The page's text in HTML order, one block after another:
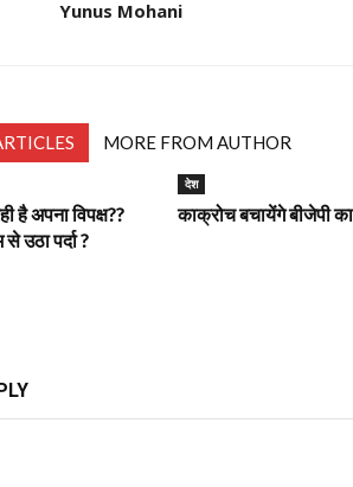
Yunus Mohani
MORE FROM AUTHOR
है अपना विपक्ष??
उठा पर्दा ?
देश
काक्रोच बचायेंगे बीजेपी